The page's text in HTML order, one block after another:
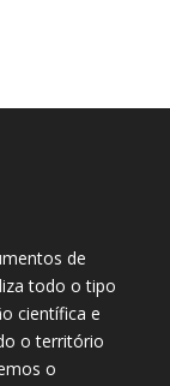
de
todo o tipo
científica e
o território
o